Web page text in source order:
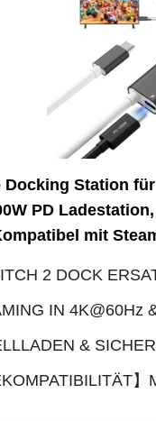
Station
PD
mit
2 DOCK
IN
&